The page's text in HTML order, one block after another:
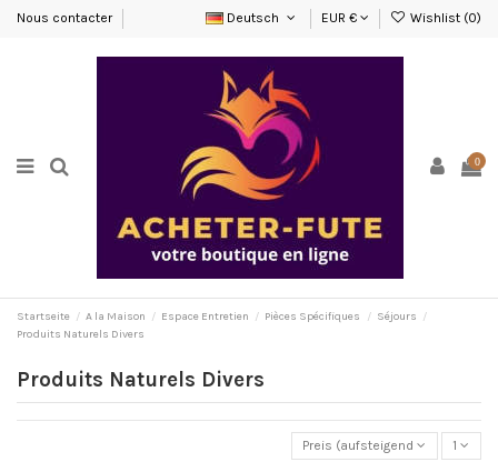
Nous contacter Deutsch EUR € Wishlist (0)
0
Startseite A la Maison Espace Entretien Pièces Spécifiques
Séjours
Produits Naturels Divers
Produits Naturels Divers
Preis (aufsteigend) 1